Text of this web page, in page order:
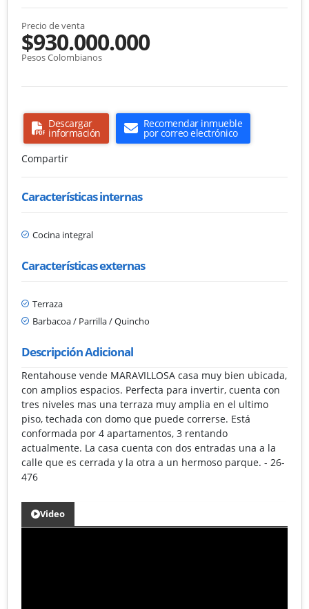
Precio de venta
$930.000.000
Pesos Colombianos
Descargar
información
Recomendar inmueble
por correo electrónico
Compartir
Características internas
Cocina integral
Características externas
Terraza
Barbacoa / Parrilla / Quincho
Descripción Adicional
Rentahouse vende MARAVILLOSA casa muy bien ubicada,
con amplios espacios. Perfecta para invertir, cuenta con
tres niveles mas una terraza muy amplia en el ultimo
piso, techada con domo que puede correrse. Está
conformada por 4 apartamentos, 3 rentando
actualmente. La casa cuenta con dos entradas una a la
calle que es cerrada y la otra a un hermoso parque. - 26-
476
Video